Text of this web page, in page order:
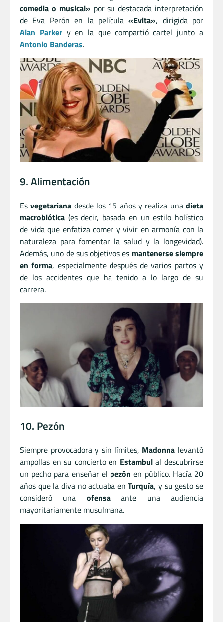
comedia o musical» por su destacada interpretación
de Eva Perón en la película«Evita», dirigida por
Alan Parkery en la que compartió cartel junto a
Antonio Banderas.
9. Alimentación
Esvegetariana desde los 15 años y realiza unadieta
macrobiótica (es decir, basada en un estilo holístico
de vida que enfatiza comer y vivir en armonía con la
naturaleza para fomentar la salud y la longevidad).
Además, uno de sus objetivos es mantenerse siempre
en forma, especialmente después de varios partos y
de los accidentes que ha tenido a lo largo de su
carrera.
10. Pezón
Siempre provocadora y sin límites, Madonna levantó
ampollas en su concierto en Estambulal descubrirse
un pecho para enseñar el pezón en público. Hacía 20
años que la diva no actuaba enTurquía, y su gesto se
consideró una ofensaante una audiencia
mayoritariamente musulmana.